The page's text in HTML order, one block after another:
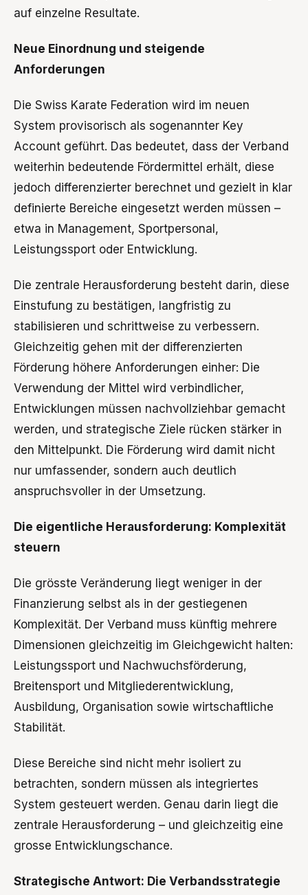
auf einzelne Resultate.
Neue Einordnung und steigende
Anforderungen
Die Swiss Karate Federation wird im neuen
System provisorisch als sogenannter Key
Account geführt. Das bedeutet, dass der Verband
weiterhin bedeutende Fördermittel erhält, diese
jedoch differenzierter berechnet und gezielt in klar
definierte Bereiche eingesetzt werden müssen –
etwa in Management, Sportpersonal,
Leistungssport oder Entwicklung.
Die zentrale Herausforderung besteht darin, diese
Einstufung zu bestätigen, langfristig zu
stabilisieren und schrittweise zu verbessern.
Gleichzeitig gehen mit der differenzierten
Förderung höhere Anforderungen einher: Die
Verwendung der Mittel wird verbindlicher,
Entwicklungen müssen nachvollziehbar gemacht
werden, und strategische Ziele rücken stärker in
den Mittelpunkt. Die Förderung wird damit nicht
nur umfassender, sondern auch deutlich
anspruchsvoller in der Umsetzung.
Die eigentliche Herausforderung: Komplexität
steuern
Die grösste Veränderung liegt weniger in der
Finanzierung selbst als in der gestiegenen
Komplexität. Der Verband muss künftig mehrere
Dimensionen gleichzeitig im Gleichgewicht halten:
Leistungssport und Nachwuchsförderung,
Breitensport und Mitgliederentwicklung,
Ausbildung, Organisation sowie wirtschaftliche
Stabilität.
Diese Bereiche sind nicht mehr isoliert zu
betrachten, sondern müssen als integriertes
System gesteuert werden. Genau darin liegt die
zentrale Herausforderung – und gleichzeitig eine
grosse Entwicklungschance.
Strategische Antwort: Die Verbandsstrategie